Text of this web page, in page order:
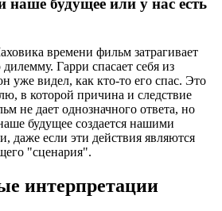
наше будущее или у нас есть
времени фильм затрагивает
Гарри спасает себя из
уже видел, как кто-то его спас. Это
в которой причина и следствие
не дает однозначного ответа, но
будущее создается нашими
даже если эти действия являются
"сценария".
интерпретации